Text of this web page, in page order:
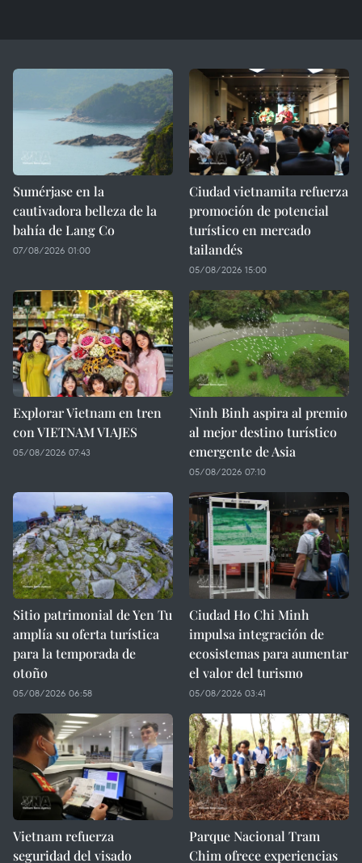
Sumérjase en la
cautivadora belleza de la
bahía de Lang Co
07/08/2026 01:00
Ciudad vietnamita refuerza
promoción de potencial
turístico en mercado
tailandés
05/08/2026 15:00
Explorar Vietnam en tren
con VIETNAM VIAJES
05/08/2026 07:43
Ninh Binh aspira al premio
al mejor destino turístico
emergente de Asia
05/08/2026 07:10
Sitio patrimonial de Yen Tu
amplía su oferta turística
para la temporada de
otoño
05/08/2026 06:58
Ciudad Ho Chi Minh
impulsa integración de
ecosistemas para aumentar
el valor del turismo
05/08/2026 03:41
Vietnam refuerza
seguridad del visado
Parque Nacional Tram
Chim ofrece experiencias